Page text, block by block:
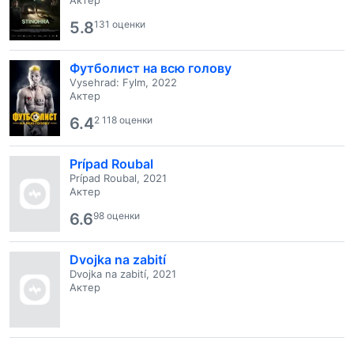
5.8131 оценки
Футболист на всю голову
Vysehrad: Fylm, 2022
Актер
6.42 118 оценки
Prípad Roubal
Prípad Roubal, 2021
Актер
6.698 оценки
Dvojka na zabití
Dvojka na zabití, 2021
Актер